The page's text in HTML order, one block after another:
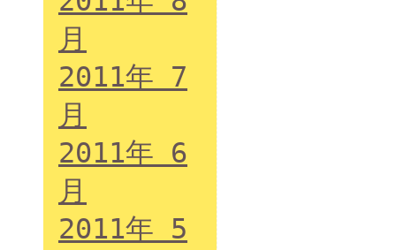
月
2011年 7
月
2011年 6
月
2011年 5